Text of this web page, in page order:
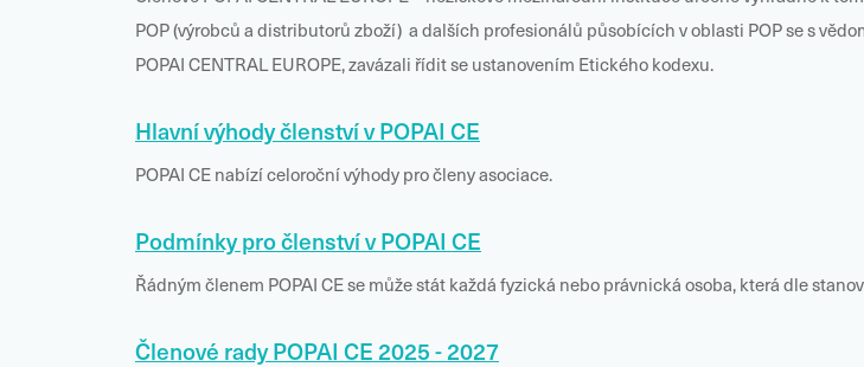
POP (výrobců a distributorů zboží) a dalších profesionálů působících v oblasti POP se s
POPAI CENTRAL EUROPE, zavázali řídit se ustanovením Etického kodexu.
Hlavní výhody členství v POPAI CE
POPAI CE nabízí celoroční výhody pro členy asociace.
Podmínky pro členství v POPAI CE
Řádným členem POPAI CE se může stát každá fyzická nebo právnická osoba, která dle
Členové rady POPAI CE 2025 - 2027